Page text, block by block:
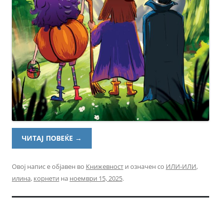
ЧИТАЈ ПОВЕЌЕ →
Овој напис е објавен во Книжевност и означен со ИЛИ-ИЛИ,
илина, корнети на ноември 15, 2025.